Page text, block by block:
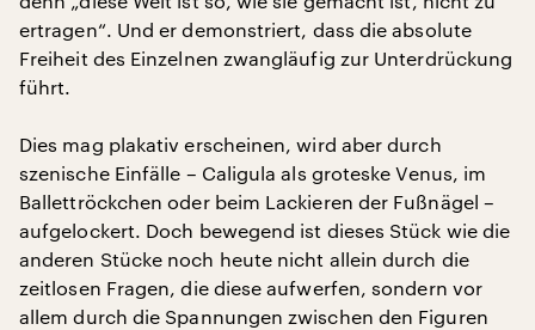
ertragen“. Und er demonstriert, dass die absolute
Freiheit des Einzelnen zwangläufig zur Unterdrückung
führt.
Dies mag plakativ erscheinen, wird aber durch
szenische Einfälle – Caligula als groteske Venus, im
Ballettröckchen oder beim Lackieren der Fußnägel –
aufgelockert. Doch bewegend ist dieses Stück wie die
anderen Stücke noch heute nicht allein durch die
zeitlosen Fragen, die diese aufwerfen, sondern vor
allem durch die Spannungen zwischen den Figuren